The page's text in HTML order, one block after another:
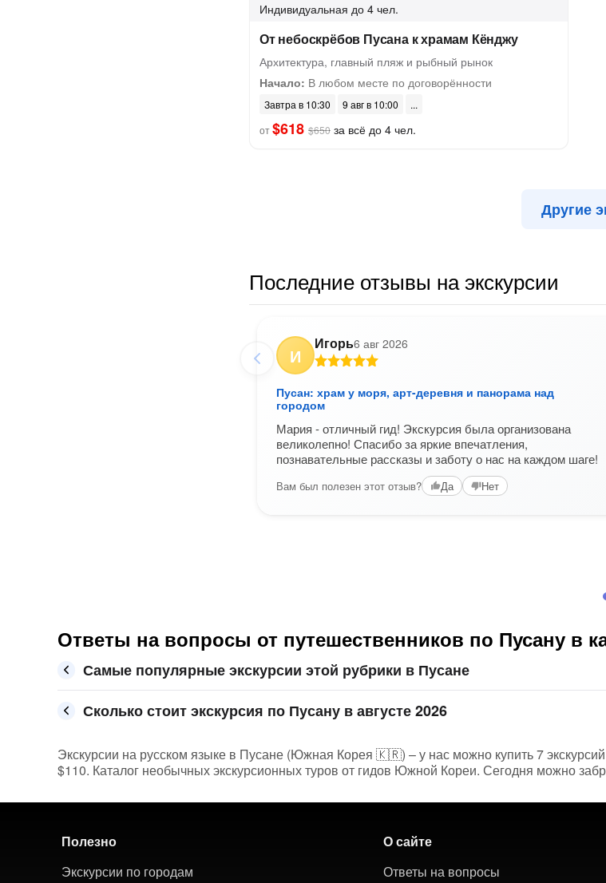
Индивидуальная до 4 чел.
От небоскрёбов Пусана к храмам Кёнджу
Архитектура, главный пляж и рыбный рынок
Начало: В любом месте по договорённости
Завтра в 10:30
9 авг в 10:00
от$618 $650 за всё до 4 чел.
Другие
Последние отзывы на экскурсии
И
Игорь6 авг 2026
Пусан: храм у моря, арт-деревня и панорама над
городом
Мария - отличный гид! Экскурсия была организована
великолепно! Спасибо за яркие впечатления,
познавательные рассказы и заботу о нас на каждом шаге!
Вам был полезен этот отзыв? Да Нет
Ответы на вопросы от путешественников по Пусану в
Самые популярные экскурсии этой рубрики в Пусане
Сколько стоит экскурсия по Пусану в августе 2026
Экскурсии на русском языке в Пусане (Южная Корея 🇰🇷) – у нас можно купить 7
$110. Каталог необычных экскурсионных туров от гидов Южной Кореи. Сегодня можно
Полезно
Экскурсии по городам
О сайте
Ответы на вопросы